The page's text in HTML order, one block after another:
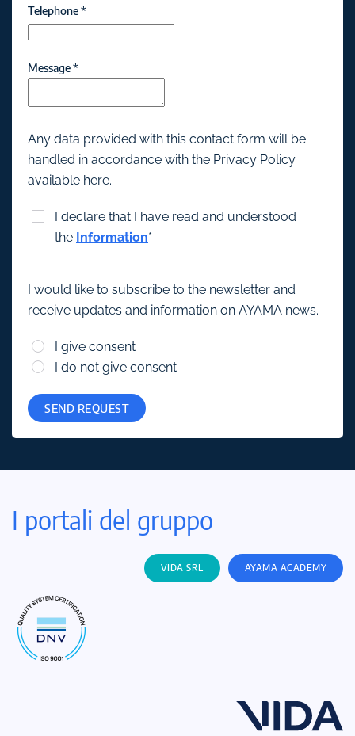
Telephone*
Message*
Any data provided with this contact form will be
handled in accordance with the Privacy Policy
available here.
I declare that I have read and understood
the Information*
I would like to subscribe to the newsletter and
receive updates and information on AYAMA news.
I give consent
I do not give consent
SEND REQUEST
I portali del gruppo
VIDA SRL AYAMA ACADEMY